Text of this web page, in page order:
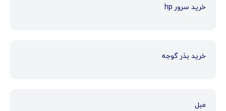
خرید سرور hp
خرید بذر گوجه
مبل